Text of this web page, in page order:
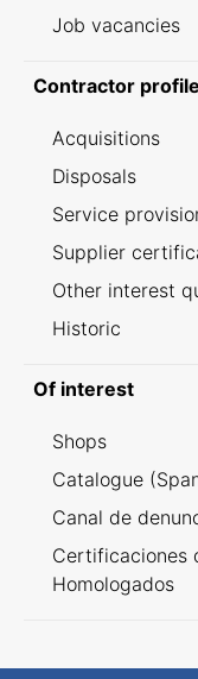
Job vacancies
Contractor profile
Acquisitions
Disposals
Service
Supplier
Other interest
Historic
Of interest
Shops
Catalogue
Canal de
Certificaciones
Homologados